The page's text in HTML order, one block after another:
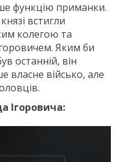
функцію приманки.
встигли
колегою та
Яким би
останній, він
власне військо, але
Ігоровича: